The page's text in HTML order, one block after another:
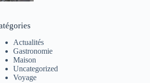
Actualités
Gastronomie
Maison
Uncategorized
Voyage